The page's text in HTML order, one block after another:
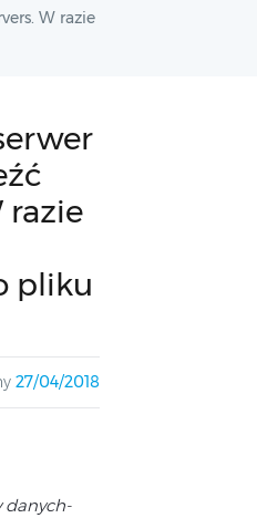
W razie
razie
pliku
27/04/2018
danych-